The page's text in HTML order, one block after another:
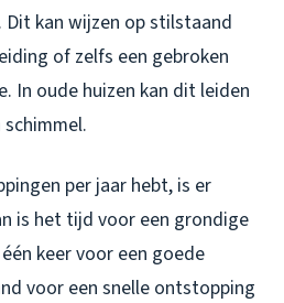
kan wijzen op stilstaand
of zelfs een gebroken
In oude huizen kan dit leiden
per jaar hebt, is er
is het tijd voor een grondige
keer voor een goede
voor een snelle ontstopping